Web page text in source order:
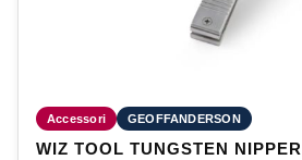
Accessori GEOFFANDERSON
WIZ TOOL TUNGSTEN NIPPER